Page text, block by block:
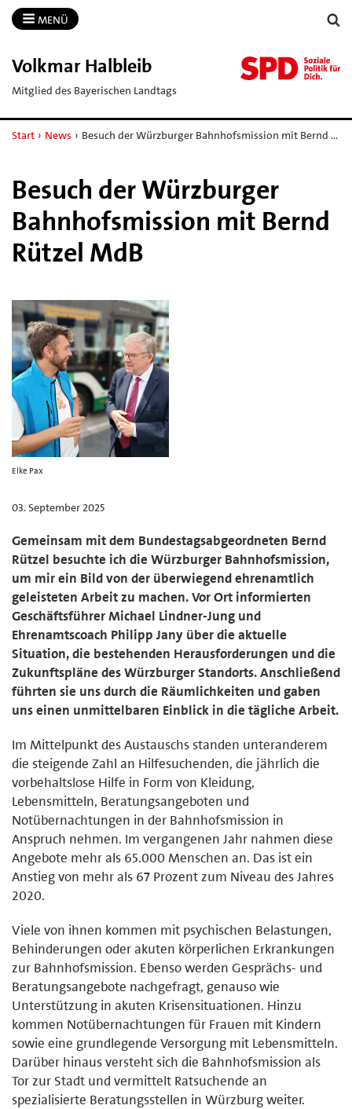
MENÜ
Volkmar Halbleib
Mitglied des Bayerischen Landtags
Start › News › Besuch der Würzburger Bahnhofsmission mit Bernd …
Besuch der Würzburger
Bahnhofsmission mit Bernd
Rützel MdB
Elke Pax
03. September 2025
Gemeinsam mit dem Bundestagsabgeordneten Bernd
Rützel besuchte ich die Würzburger Bahnhofsmission,
um mir ein Bild von der überwiegend ehrenamtlich
geleisteten Arbeit zu machen. Vor Ort informierten
Geschäftsführer Michael Lindner-Jung und
Ehrenamtscoach Philipp Jany über die aktuelle
Situation, die bestehenden Herausforderungen und die
Zukunftspläne des Würzburger Standorts. Anschließend
führten sie uns durch die Räumlichkeiten und gaben
uns einen unmittelbaren Einblick in die tägliche Arbeit.
Im Mittelpunkt des Austauschs standen unteranderem
die steigende Zahl an Hilfesuchenden, die jährlich die
vorbehaltslose Hilfe in Form von Kleidung,
Lebensmitteln, Beratungsangeboten und
Notübernachtungen in der Bahnhofsmission in
Anspruch nehmen. Im vergangenen Jahr nahmen diese
Angebote mehr als 65.000 Menschen an. Das ist ein
Anstieg von mehr als 67 Prozent zum Niveau des Jahres
2020.
Viele von ihnen kommen mit psychischen Belastungen,
Behinderungen oder akuten körperlichen Erkrankungen
zur Bahnhofsmission. Ebenso werden Gesprächs- und
Beratungsangebote nachgefragt, genauso wie
Unterstützung in akuten Krisensituationen. Hinzu
kommen Notübernachtungen für Frauen mit Kindern
sowie eine grundlegende Versorgung mit Lebensmitteln.
Darüber hinaus versteht sich die Bahnhofsmission als
Tor zur Stadt und vermittelt Ratsuchende an
spezialisierte Beratungsstellen in Würzburg weiter.